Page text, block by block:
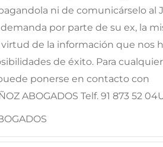
ni de comunicárselo al
por parte de su ex, la
de la información que nos
de éxito. Para cualquier
ponerse en contacto con
ABOGADOS Telf. 91 873 52